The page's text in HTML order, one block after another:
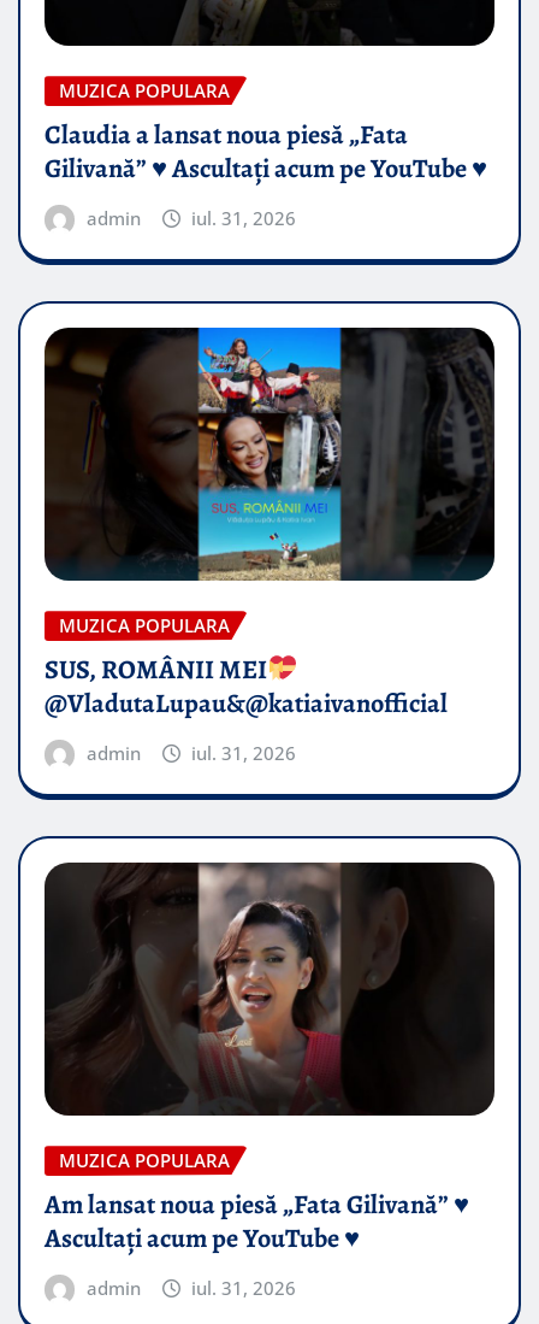
MUZICA POPULARA
Claudia a lansat noua piesă „Fata
Gilivană” ♥️ Ascultați acum pe YouTube ♥️
admin iul. 31, 2026
MUZICA POPULARA
SUS, ROMÂNII MEI
@VladutaLupau&@katiaivanofficial
admin iul. 31, 2026
MUZICA POPULARA
Am lansat noua piesă „Fata Gilivană” ♥️
Ascultați acum pe YouTube ♥️
admin iul. 31, 2026